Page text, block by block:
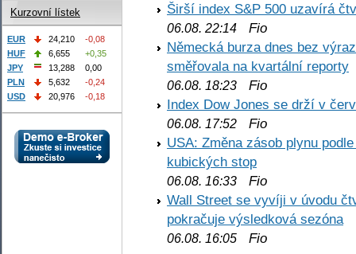
Širší index S&P 500 uzavírá
06.08. 22:14 Fio
Německá burza dnes bez
směřovala na kvartální reporty
06.08. 18:23 Fio
Index Dow Jones se drží v
06.08. 17:52 Fio
USA: Změna zásob plynu
kubických stop
06.08. 16:33 Fio
Wall Street se vyvíji v úvodu
pokračuje výsledková sezóna
06.08. 16:05 Fio
Kurzovní lístek
EUR 24,210
-0,08
HUF
6,655
+0,35
JPY
13,288
0,00
PLN
5,632
-0,24
USD
20,976 -0,18